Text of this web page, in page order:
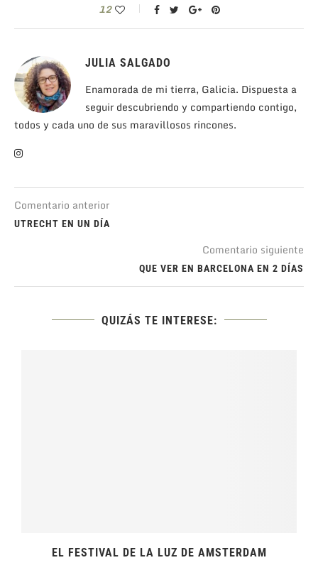
12
JULIA SALGADO
Enamorada de mi tierra, Galicia. Dispuesta a
seguir descubriendo y compartiendo contigo,
todos y cada uno de sus maravillosos rincones.
Comentario anterior
UTRECHT EN UN DÍA
Comentario siguiente
QUE VER EN BARCELONA EN 2 DÍAS
QUIZÁS TE INTERESE:
EL FESTIVAL DE LA LUZ DE AMSTERDAM